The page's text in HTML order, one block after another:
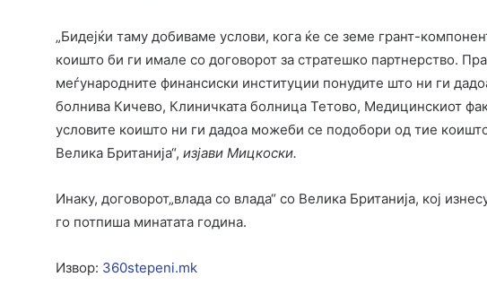
„Бидејќи таму добиваме услови, кога ќе се земе грант-
коишто би ги имале со договорот за стратешко партнерство.
меѓународните финансиски институции понудите што ни ги
болнива Кичево, Клиничката болница Тетово, Медицинскиот
условите коишто ни ги дадоа можеби се подобори од тие
Велика Британија“, изјави Мицкоски.
Инаку, договорот„влада со влада“ со Велика Британија, кој
го потпиша минатата година.
Извор: 360stepeni.mk